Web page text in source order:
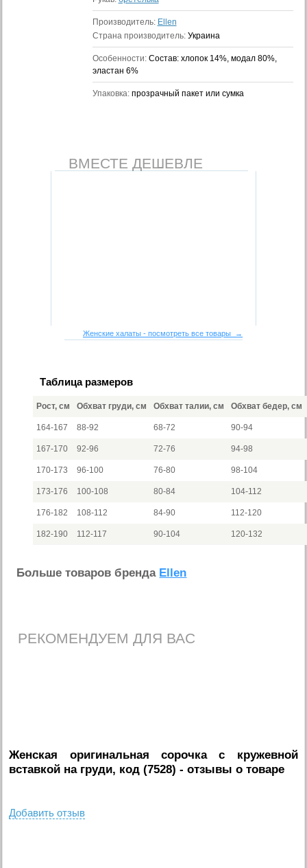
Производитель: Ellen
Страна производитель: Украина
Особенности: Состав: хлопок 14%, модал 80%,
эластан 6%
Упаковка: прозрачный пакет или сумка
ВМЕСТЕ ДЕШЕВЛЕ
Женские халаты - посмотреть все товары →
Таблица размеров
Рост, см Обхват груди, см Обхват талии, см Обхват бедер, см
164-167 88-92 68-72 90-94
167-170 92-96 72-76 94-98
170-173 96-100 76-80 98-104
173-176 100-108 80-84 104-112
176-182 108-112 84-90 112-120
182-190 112-117 90-104 120-132
Больше товаров бренда Ellen
РЕКОМЕНДУЕМ ДЛЯ ВАС
Женская оригинальная сорочка с кружевной
вставкой на груди, код (7528) - отзывы о товаре
Добавить отзыв